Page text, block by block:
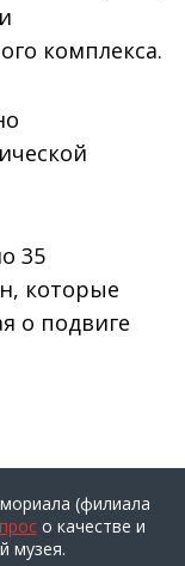
комплекса.
35
которые
о подвиге
(филиала
о качестве и
музея.